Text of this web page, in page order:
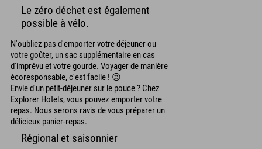
Le zéro déchet est également
possible à vélo.
N'oubliez pas d'emporter votre déjeuner ou
votre goûter, un sac supplémentaire en cas
d'imprévu et votre gourde. Voyager de manière
écoresponsable, c'est facile ! 😉
Envie d'un petit-déjeuner sur le pouce ? Chez
Explorer Hotels, vous pouvez emporter votre
repas. Nous serons ravis de vous préparer un
délicieux panier-repas.
Régional et saisonnier